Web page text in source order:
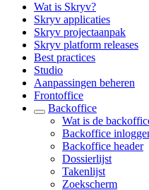
Wat is Skryv?
Skryv applicaties
Skryv projectaanpak
Skryv platform releases
Best practices
Studio
Aanpassingen beheren
Frontoffice
Backoffice
Wat is de
Backoffice
Backoffice header
Dossierlijst
Takenlijst
Zoekscherm